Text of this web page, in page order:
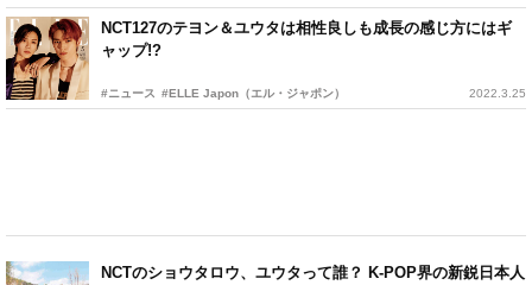
NCT127のテヨン＆ユウタは相性良しも成長の感じ方にはギ
ャップ!?
#ニュース #ELLE Japon（エル・ジャポン） 2022.3.25
NCTのショウタロウ、ユウタって誰？ K-POP界の新鋭日本人